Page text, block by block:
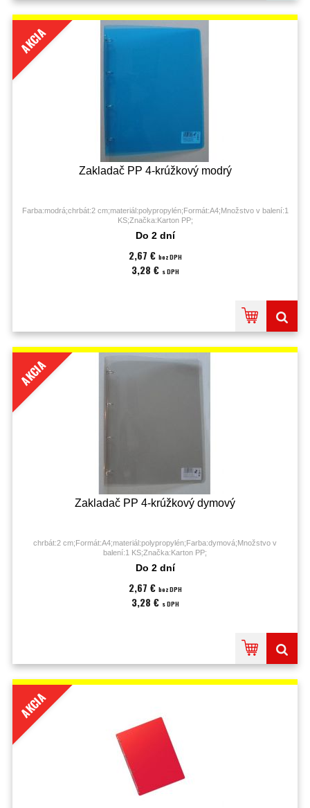
AKCIA
Zakladač PP 4-krúžkový modrý
Farba:modrá;chrbát:2 cm;materiál:polypropylén;Formát:A4;Množstvo v balení:1
KS;Značka:Karton PP;
Do 2 dní
2,67 € bez DPH
3,28 € s DPH
AKCIA
Zakladač PP 4-krúžkový dymový
chrbát:2 cm;Formát:A4;materiál:polypropylén;Farba:dymová;Množstvo v
balení:1 KS;Značka:Karton PP;
Do 2 dní
2,67 € bez DPH
3,28 € s DPH
AKCIA